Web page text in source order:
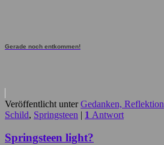
Gerade noch entkommen!
Veröffentlicht unter Gedanken, Reflektion
Schild, Springsteen | 1 Antwort
Springsteen light?